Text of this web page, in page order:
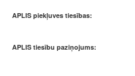
APLIS piekļuves tiesības:
APLIS tiesību paziņojums: